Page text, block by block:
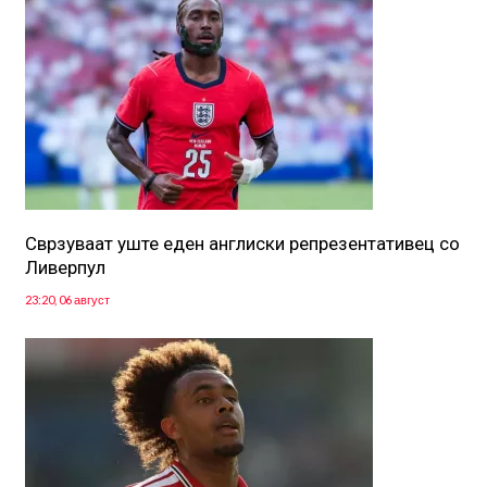
Сврзуваат уште еден англиски репрезентативец со
Ливерпул
23:20, 06 август